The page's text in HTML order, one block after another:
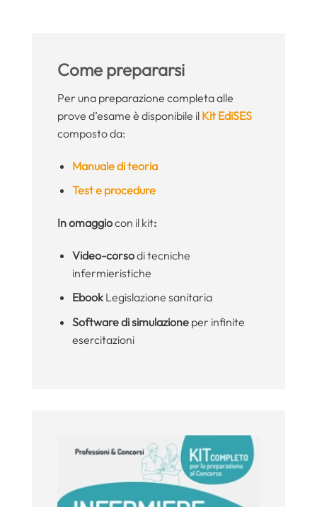
Come prepararsi
Per una preparazione completa alle
prove d’esame è disponibile il Kit EdiSES
composto da:
Manuale di teoria
Test e procedure
In omaggiocon il kit:
Video-corsodi tecniche
infermieristiche
EbookLegislazione sanitaria
Software di simulazioneper infinite
esercitazioni